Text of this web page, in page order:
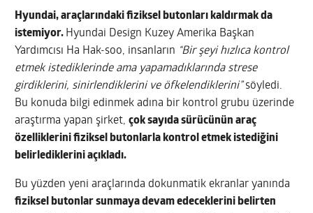
Hyundai, araçlarındaki fiziksel butonları kaldırmak da
istemiyor. Hyundai Design Kuzey Amerika Başkan
Yardımcısı Ha Hak-soo, insanların “Bir şeyi hızlıca kontrol
etmek istediklerinde ama yapamadıklarında strese
girdiklerini, sinirlendiklerini ve öfkelendiklerini”söyledi.
Bu konuda bilgi edinmek adına bir kontrol grubu üzerinde
araştırma yapan şirket,çok sayıda sürücünün araç
özelliklerini fiziksel butonlarla kontrol etmek istediğini
belirlediklerini açıkladı.
Bu yüzden yeni araçlarında dokunmatik ekranlar yanında
fiziksel butonlar sunmaya devam edeceklerini belirten